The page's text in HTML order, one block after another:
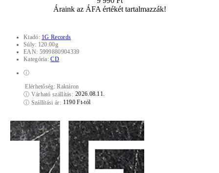
Áraink az ÁFA értékét tartalmazzák!
Kiadó: 1G Records
Súly: 120.00g
EAN: 5999880904339
Kategória:CD
ⓘ
Elérhetőség:Raktáron
ⓘ Várható szállítás: 2026.08.11.
ⓘ Szállítási ár: 1190 Ft-tól